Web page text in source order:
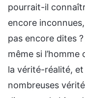
pourrait-il
encore
pas encore dites
même si
la vérité-réalité, et
nombreuses